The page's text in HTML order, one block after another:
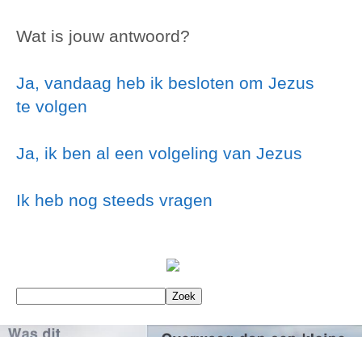
Wat is jouw antwoord?
Ja, vandaag heb ik besloten om Jezus
te volgen
Ja, ik ben al een volgeling van Jezus
Ik heb nog steeds vragen